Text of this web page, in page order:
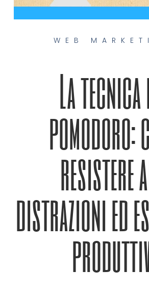
WEB
La
pomodoro:
resistere
distrazioni ed